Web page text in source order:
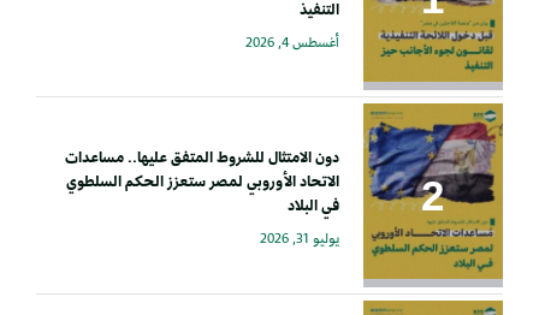
التنفيذ
أغسطس 4, 2026
دون الامتثال للشروط المتفق عليها.. مساعدات
الاتحاد الأوروبي لمصر ستعزز الحكم السلطوي
في البلاد
يوليو 31, 2026